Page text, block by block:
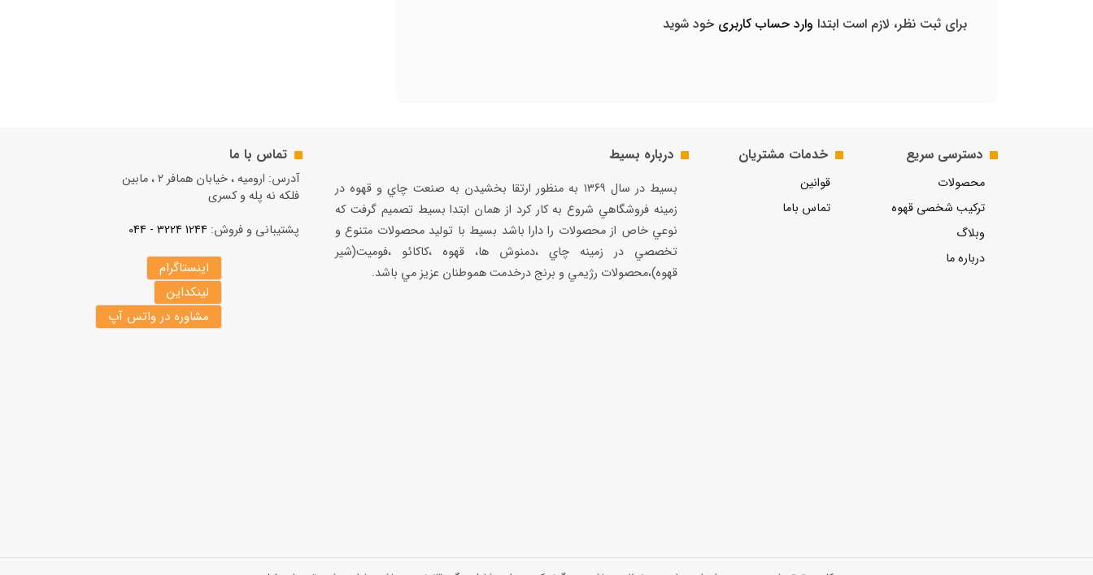
برای ثبت نظر، لازم است ابتدا وارد حساب کاربری خود شوید
دسترسی سریع
محصولات
ترکیب شخصی قهوه
وبلاگ
درباره ما
خدمات مشتریان
قوانین
تماس باما
درباره بسیط
بسيط در سال ۱۳۶۹ به منظور ارتقا بخشيدن به صنعت چاي و قهوه در
زمينه فروشگاهي شروع به كار كرد از همان ابتدا بسيط تصميم گرفت كه
نوعي خاص از محصولات را دارا باشد بسيط با توليد محصولات متنوع و
تخصصي در زمينه چاي ،دمنوش ها، قهوه ،كاكائو ،فوميت(شير
قهوه)،محصولات رژيمي و برنج درخدمت هموطنان عزيز مي باشد.
تماس با ما
آدرس: ارومیه ، خیابان همافر 2 ، مابين
فلكه نه پله و کسری
پشتیبانی و فروش: 1244 3224 - 044
اینستاگرام
لینکداین
مشاوره در واتس آپ